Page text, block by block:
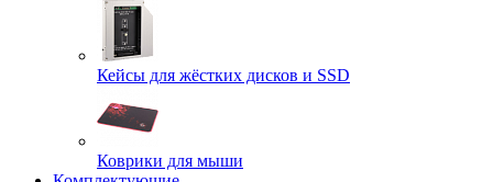
Кейсы для жёстких дисков и SSD
Коврики для мыши